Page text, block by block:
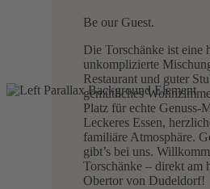
Be our Guest.
Die Torschänke ist eine
unkomplizierte
Restaurant und guter
gemütliches
Platz für echte Genuss-
Leckeres Essen,
familiäre Atmosphäre.
gibt’s bei uns.
Torschänke – direkt am
Obertor von Dudeldorf!